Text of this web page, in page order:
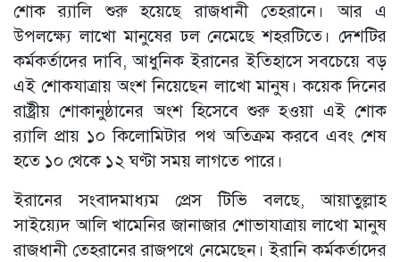
শোক র‌্যালি শুরু হয়েছে রাজধানী তেহরানে। আর এ
উপলক্ষ্যে লাখো মানুষের ঢল নেমেছে শহরটিতে। দেশটির
কর্মকর্তাদের দাবি, আধুনিক ইরানের ইতিহাসে সবচেয়ে বড়
এই শোকযাত্রায় অংশ নিয়েছেন লাখো মানুষ। কয়েক দিনের
রাষ্ট্রীয় শোকানুষ্ঠানের অংশ হিসেবে শুরু হওয়া এই শোক
র‌্যালি প্রায় ১০ কিলোমিটার পথ অতিক্রম করবে এবং শেষ
হতে ১০ থেকে ১২ ঘণ্টা সময় লাগতে পারে।
ইরানের সংবাদমাধ্যম প্রেস টিভি বলছে, আয়াতুল্লাহ
সাইয়্যেদ আলি খামেনির জানাজার শোভাযাত্রায় লাখো মানুষ
রাজধানী তেহরানের রাজপথে নেমেছেন। ইরানি কর্মকর্তাদের